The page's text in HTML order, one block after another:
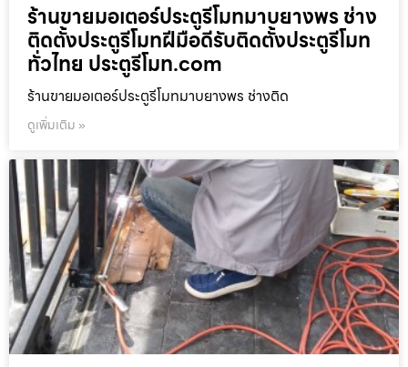
ร้านขายมอเตอร์ประตูรีโมทมาบยางพร ช่าง
ติดตั้งประตูรีโมทฝีมือดีรับติดตั้งประตูรีโมท
ทั่วไทย ประตูรีโมท.com
ร้านขายมอเตอร์ประตูรีโมทมาบยางพร ช่างติด
ดูเพิ่มเติม »